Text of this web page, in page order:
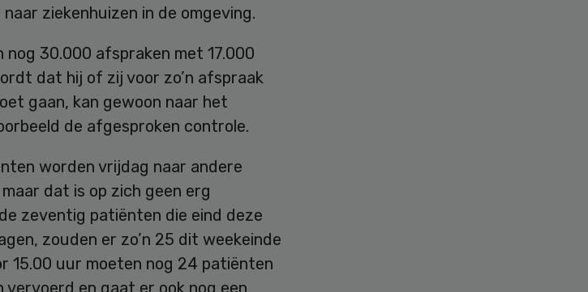
ziekenhuizen in de omgeving.
30.000 afspraken met 17.000
dat hij of zij voor zo’n afspraak
gaan, kan gewoon naar het
de afgesproken controle.
worden vrijdag naar andere
dat is op zich geen erg
zeventig patiënten die eind deze
zouden er zo’n 25 dit weekeinde
15.00 uur moeten nog 24 patiënten
vervoerd en gaat er ook nog een